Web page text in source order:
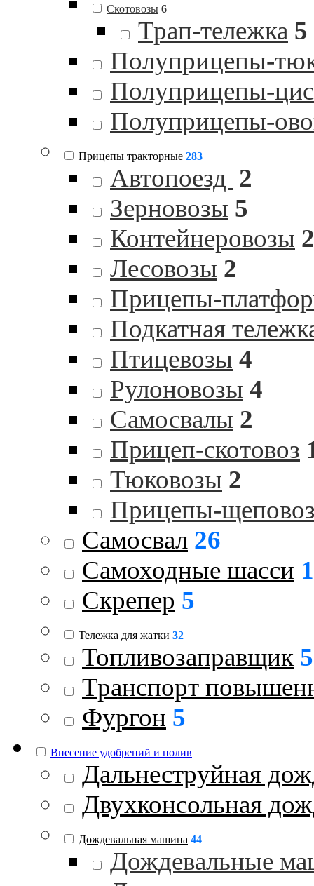
Скотовозы 6
Трап-тележка 5
Полуприцепы-
Полуприцепы-
Полуприцепы-
Прицепы тракторные 283
Автопоезд 2
Зерновозы 5
Контейнеровозы 2
Лесовозы 2
Прицепы-
Подкатная
Птицевозы 4
Рулоновозы 4
Самосвалы 2
Прицеп-скотовоз
Тюковозы 2
Прицепы-
Самосвал 26
Самоходные шасси
Скрепер 5
Тележка для жатки 32
Топливозаправщик 5
Транспорт
Фургон 5
Внесение удобрений и полив
Дальнеструйная
Двухконсольная
Дождевальная машина 44
Дождевальные